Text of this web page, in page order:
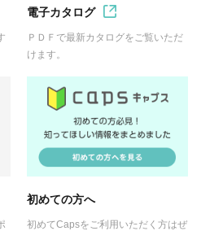
電子カタログ
ＰＤＦで最新カタログをご覧いただ
けます。
初めての方へ
初めてCapsをご利用いただく方はぜ